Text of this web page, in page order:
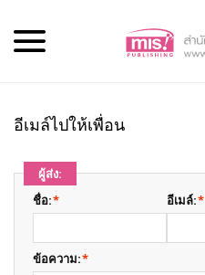
อีเมล์ไปให้เพื่อน
ผู้ส่ง:
*
ชื่อ: *
อีเมล์:
*
ข้อความ: